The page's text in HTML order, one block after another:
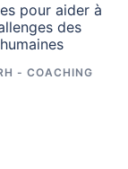
pour aider à
des
- COACHING